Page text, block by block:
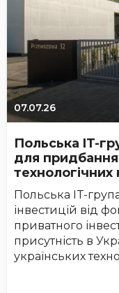
07.07.26
Польська IT-
для придбання
технологічних
Польська IT-
інвестицій від
приватного
присутність в
українських